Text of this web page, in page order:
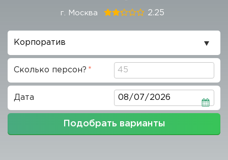
г. Москва 2.25
Повод
проведения
Сколько персон?
Дата Дата
Подобрать варианты